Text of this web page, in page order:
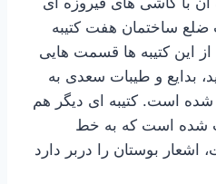
ساختمان هفت کتیبه
این کتیبه ها قسمت هایی
بدایع و طیبات سعدی به
است. کتیبه ای دیگر هم
شده است که به خط
بوستان را دربر دارد